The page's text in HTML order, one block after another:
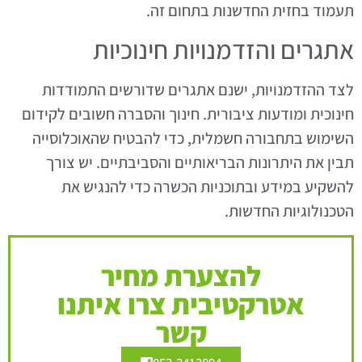
תעמוד בחזית החדשנות בתחום זה.
אתגרים והזדמנויות חינוכיות
לצד ההזדמנויות, ישנם אתגרים שדורשים התמודדות
חינוכית ומודעות ציבורית. חינוך והסברה חשובים לקידום
השימוש בתחבורה חשמלית, כדי להבטיח שהאוכלוסייה
תבין את היתרונות הבריאותיים והסביבתיים. יש צורך
להשקיע במידע ובתוכניות הכשרה כדי להנגיש את
הטכנולוגיות החדשות.
להצערת מחיר
אטרקטיבית צרו איתנו
קשר